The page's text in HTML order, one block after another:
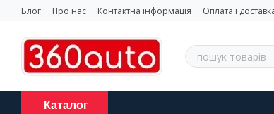
Перейти до основного контенту
Блог Про нас Контактна інформація Оплата і
Каталог